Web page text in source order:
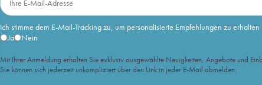
Ich stimme dem E-Mail-Tracking zu, um personalisierte Empfehlungen zu erhalten
Ja
Nein
Mit Ihrer Anmeldung erhalten Sie exklusiv ausgewählte Neuigkeiten, Angebote und
Sie können sich jederzeit unkompliziert über den Link in jeder E-Mail abmelden.